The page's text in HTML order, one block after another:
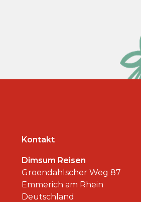
Kontakt
Dimsum Reisen
Groendahlscher Weg 87
Emmerich am Rhein
Deutschland